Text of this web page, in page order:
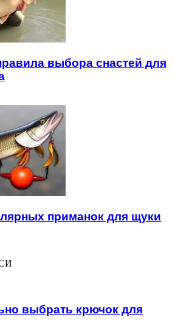
выбора снастей для
приманок для щуки
выбрать крючок для